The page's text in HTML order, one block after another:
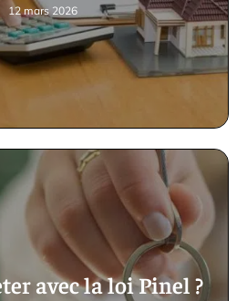
12 mars 2026
avec la loi Pinel ?